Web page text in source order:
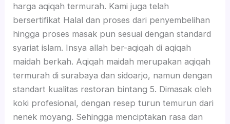
harga aqiqah termurah. Kami juga telah
bersertifikat Halal dan proses dari penyembelihan
hingga proses masak pun sesuai dengan standard
syariat islam. Insya allah ber-aqiqah di aqiqah
maidah berkah. Aqiqah maidah merupakan aqiqah
termurah di surabaya dan sidoarjo, namun dengan
standart kualitas restoran bintang 5. Dimasak oleh
koki profesional, dengan resep turun temurun dari
nenek moyang. Sehingga menciptakan rasa dan